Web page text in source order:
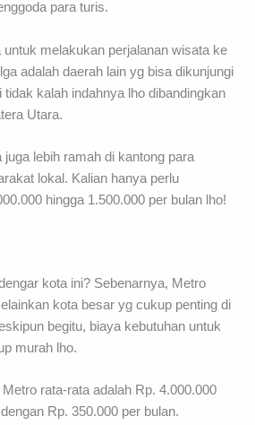
para turis.
melakukan perjalanan wisata ke
adalah daerah lain yg bisa dikunjungi
tidak kalah indahnya lho dibandingkan
Utara.
juga lebih ramah di kantong para
lokal. Kalian hanya perlu
hingga 1.500.000 per bulan lho!
kota ini? Sebenarnya, Metro
kota besar yg cukup penting di
begitu, biaya kebutuhan untuk
murah lho.
rata-rata adalah Rp. 4.000.000
Rp. 350.000 per bulan.